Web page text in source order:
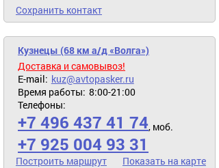
Сохранить контакт
Кузнецы (68 км а/д «Волга»)
Доставка и самовывоз!
E-mail: kuz@avtopasker.ru
Время работы: 8:00-21:00
Телефоны:
+7 496 437 41 74, моб.
+7 925 004 93 31
Построить маршрут
Показать на карте